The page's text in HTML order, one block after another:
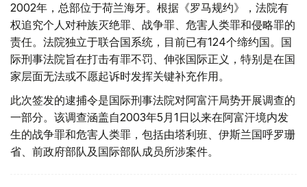
2002年，总部位于荷兰海牙。根据《罗马规约》，法院有
权追究个人对种族灭绝罪、战争罪、危害人类罪和侵略罪的
责任。法院独立于联合国系统，目前已有124个缔约国。国
际刑事法院旨在打击有罪不罚、伸张国际正义，特别是在国
家层面无法或不愿起诉时发挥关键补充作用。
此次签发的逮捕令是国际刑事法院对阿富汗局势开展调查的
一部分。该调查涵盖自2003年5月1日以来在阿富汗境内发
生的战争罪和危害人类罪，包括由塔利班、伊斯兰国呼罗珊
省、前政府部队及国际部队成员所涉案件。